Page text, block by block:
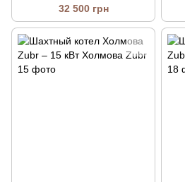
32 500 грн